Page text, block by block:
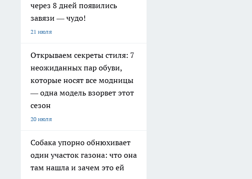
через 8 дней появились
завязи — чудо!
21 июля
Открываем секреты стиля: 7
неожиданных пар обуви,
которые носят все модницы
— одна модель взорвет этот
сезон
20 июля
Собака упорно обнюхивает
один участок газона: что она
там нашла и зачем это ей